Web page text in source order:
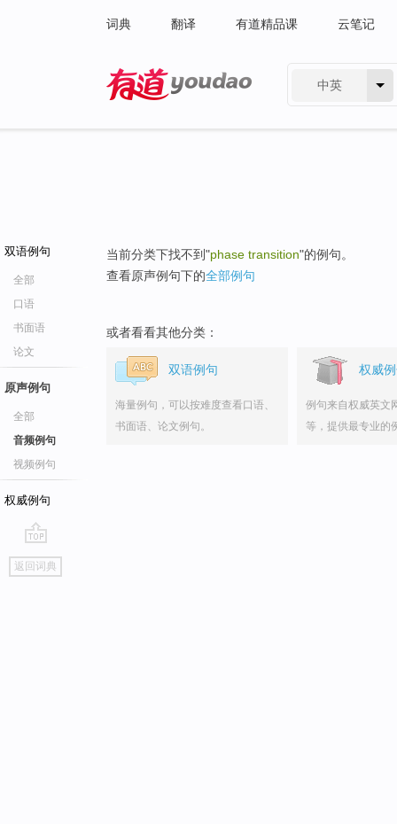
词典 翻译 有道精品课 云笔记
中英
双语例句
全部
口语
书面语
论文
原声例句
全部
音频例句
视频例句
权威例句
go
top
返回词典
当前分类下找不到"phase transition"的例句。
查看原声例句下的全部例句
或者看看其他分类：
双语例句
海量例句，可以按难度查看口语、
书面语、论文例句。
权威
例句来自权威英文
等，提供最专业的